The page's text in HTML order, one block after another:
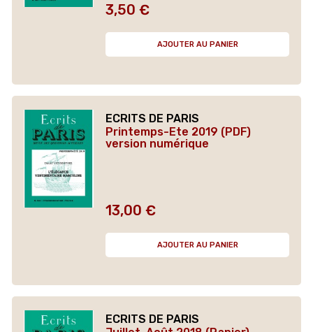
Prix
3,50 €
AJOUTER AU PANIER
ECRITS DE PARIS
Printemps-Ete 2019 (PDF)
version numérique
Prix
13,00 €
AJOUTER AU PANIER
ECRITS DE PARIS